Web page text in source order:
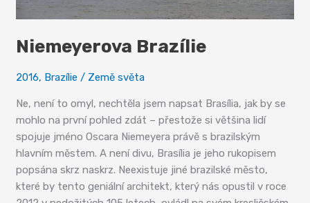
Niemeyerova Brazílie
2016, Brazílie / Země světa
Ne, není to omyl, nechtěla jsem napsat Brasília, jak by se
mohlo na první pohled zdát – přestože si většina lidí
spojuje jméno Oscara Niemeyera právě s brazilským
hlavním městem. A není divu, Brasília je jeho rukopisem
popsána skrz naskrz. Neexistuje jiné brazilské město,
které by tento geniální architekt, který nás opustil v roce